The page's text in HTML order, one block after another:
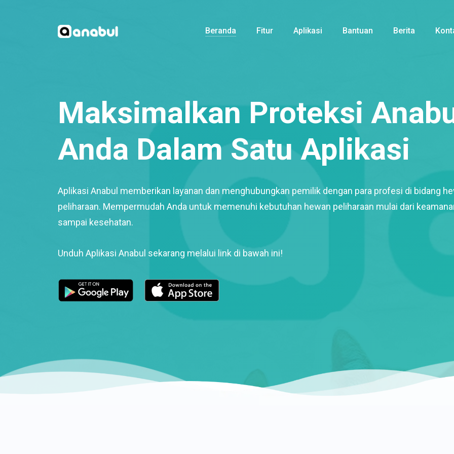
Beranda Fitur Aplikasi Bantuan Berita
Maksimalkan Proteksi
Anda Dalam Satu Aplikasi
Aplikasi Anabul memberikan layanan dan menghubungkan pemilik dengan para profesi di bidang
peliharaan. Mempermudah Anda untuk memenuhi kebutuhan hewan peliharaan mulai dari
sampai kesehatan.
Unduh Aplikasi Anabul sekarang melalui link di bawah ini!